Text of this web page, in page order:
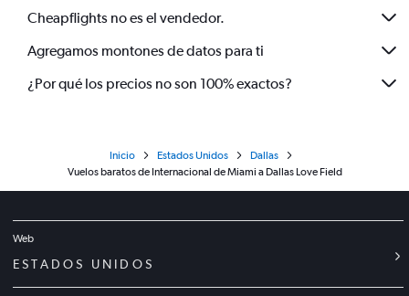
Cheapflights no es el vendedor.
Agregamos montones de datos para ti
¿Por qué los precios no son 100% exactos?
Inicio Estados Unidos
Dallas
Vuelos baratos de Internacional de Miami a Dallas Love Field
Web
ESTADOS UNIDOS